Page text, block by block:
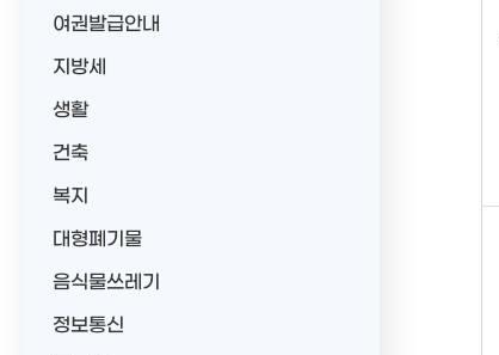
여권발급안내
지방세
생활
건축
복지
대형폐기물
음식물쓰레기
정보통신